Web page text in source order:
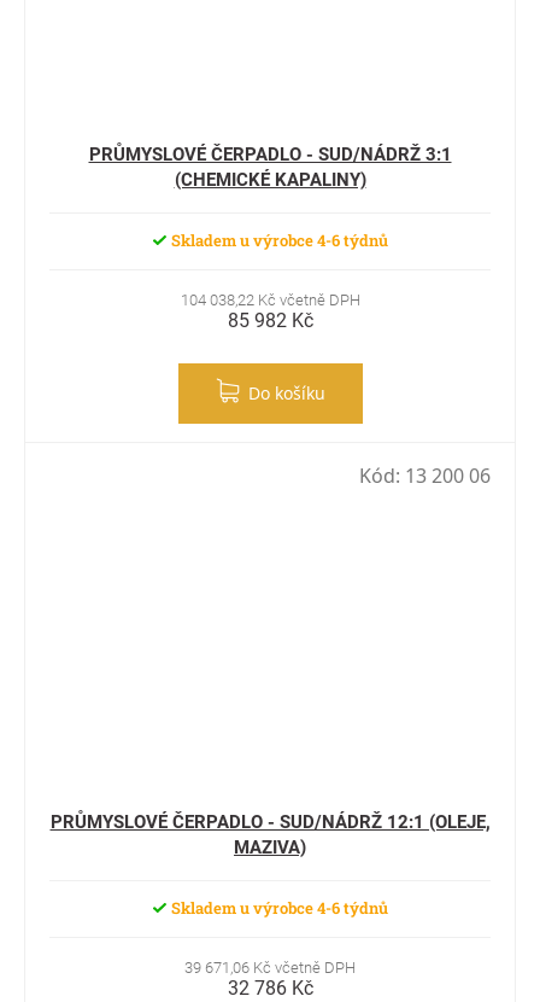
PRŮMYSLOVÉ ČERPADLO - SUD/NÁDRŽ 3:1
(CHEMICKÉ KAPALINY)
Skladem u výrobce 4-6 týdnů
104 038,22 Kč včetně DPH
85 982 Kč
Do košíku
PRŮMYSLOVÉ ČERPADLO - SUD/NÁDRŽ 12:1 (OLEJE,
MAZIVA)
Skladem u výrobce 4-6 týdnů
39 671,06 Kč včetně DPH
32 786 Kč
Kód: 13 200 06